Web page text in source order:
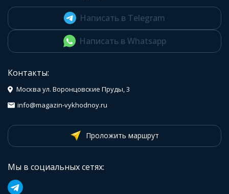
Написать в Telegram
Написать в Whatsapp
Контакты:
Москва ул. Воронцовские Пруды, 3
info@magazin-vykhodnoy.ru
Проложить маршрут
Мы в социальных сетях: